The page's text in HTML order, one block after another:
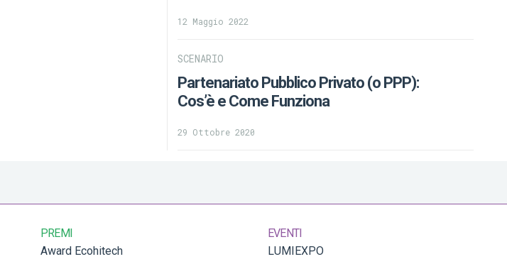
12 Maggio 2022
SCENARIO
Partenariato Pubblico Privato (o PPP):
Cos’è e Come Funziona
29 Ottobre 2020
PREMI
Award Ecohitech
EVENTI
LUMIEXPO